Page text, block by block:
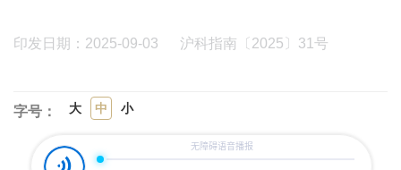
印发日期：2025-09-03 沪科指南〔2025〕31号
字号： 大 中 小